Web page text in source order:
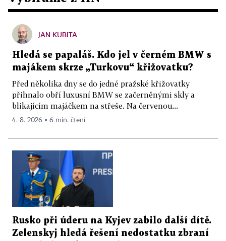
JAN KUBITA
Hledá se papaláš. Kdo jel v černém BMW s
majákem skrze „Turkovu“ křižovatku?
Před několika dny se do jedné pražské křižovatky
přihnalo obří luxusní BMW se začerněnými skly a
blikajícím majáčkem na střeše. Na červenou...
4. 8. 2026 ▪ 6 min. čtení
Rusko při úderu na Kyjev zabilo další dítě.
Zelenskyj hledá řešení nedostatku zbraní